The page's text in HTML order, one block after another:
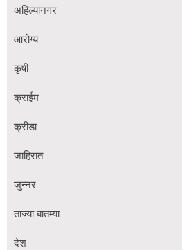
अहिल्यानगर
आरोग्य
कृषी
क्राईम
क्रीडा
जाहिरात
जुन्नर
ताज्या बातम्या
देश